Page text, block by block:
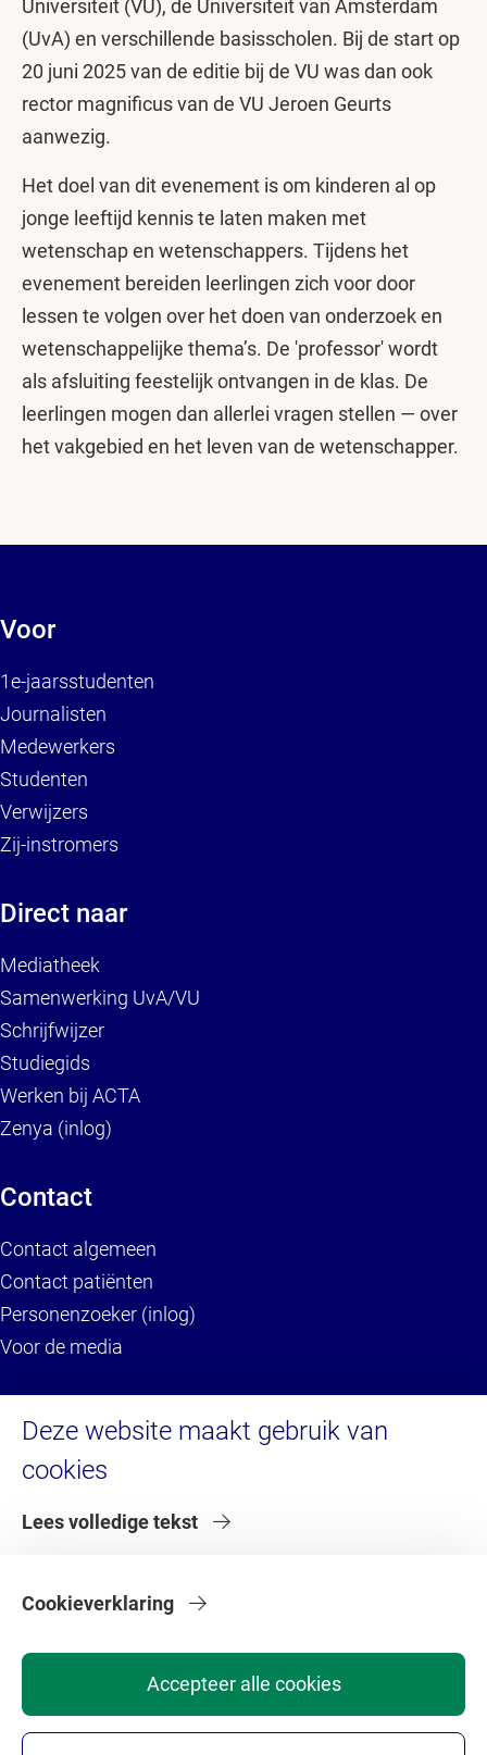
Universiteit (VU), de Universiteit van Amsterdam
(UvA) en verschillende basisscholen. Bij de start op
20 juni 2025 van de editie bij de VU was dan ook
rector magnificus van de VU Jeroen Geurts
aanwezig.
Het doel van dit evenement is om kinderen al op
jonge leeftijd kennis te laten maken met
wetenschap en wetenschappers. Tijdens het
evenement bereiden leerlingen zich voor door
lessen te volgen over het doen van onderzoek en
wetenschappelijke thema’s. De 'professor' wordt
als afsluiting feestelijk ontvangen in de klas. De
leerlingen mogen dan allerlei vragen stellen — over
het vakgebied en het leven van de wetenschapper.
Deze website maakt gebruik van
cookies
Lees volledige tekst
Accepteer alle cookies
Cookieverklaring
Voor
1e-jaarsstudenten
Journalisten
Medewerkers
Studenten
Verwijzers
Zij-instromers
Direct naar
Mediatheek
Samenwerking UvA/VU
Schrijfwijzer
Studiegids
Werken bij ACTA
Zenya (inlog)
Contact
Contact algemeen
Contact patiënten
Personenzoeker (inlog)
Voor de media
Service
Brandportal/Huisstijl (inlog)
Servicedesk IT
Serviceportaal VU (voor externen)